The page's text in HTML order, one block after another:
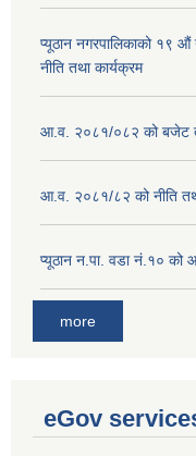
प्यूठान नगरपालिकाको १९
नीति तथा कार्यक्रम
आ.व. २०८१/०८२ को बजेट
आ.व. २०८१/८२ को नीति
प्यूठान न.पा. वडा नं.१०
more
eGov